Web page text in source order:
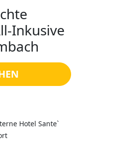
Inkusive
Hotel Sante`